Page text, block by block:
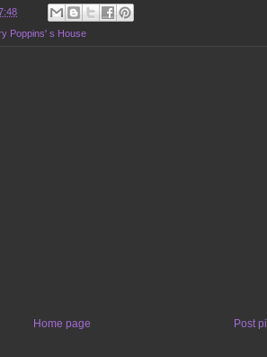
Poppins' s House
Post
Home page